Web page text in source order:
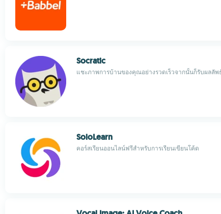
Socratic
แชะภาพการบ้านของคุณอย่างรวดเร็วจากนั้นก็รับผลลัพ
SoloLearn
คอร์สเรียนออนไลน์ฟรีสำหรับการเรียนเขียนโค้ด